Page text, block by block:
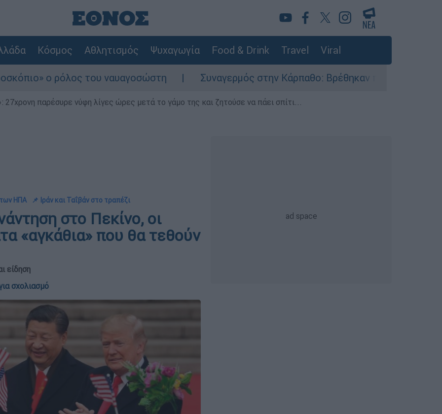
Κόσμος Αθλητισμός Ψυχαγωγία Food & Drink Travel Viral
ρόλος του ναυαγοσώστη Συναγερμός στην Κάρπαθο: Βρέθηκαν παλιά πυρομαχικά στο
παρέσυρε νύφη λίγες ώρες μετά το γάμο της και ζητούσε να πάει σπίτι...
των ΗΠΑ 📌 Ιράν και Ταΐβάν στο τραπέζι
στο Πεκίνο, οι
«αγκάθια» που θα τεθούν
είδηση
σχολιασμό